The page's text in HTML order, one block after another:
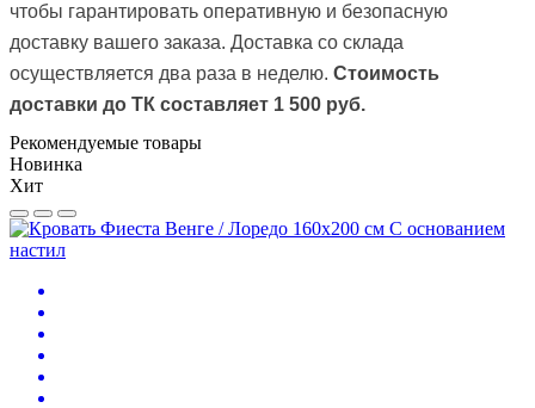
чтобы гарантировать оперативную и безопасную
доставку вашего заказа. Доставка со склада
осуществляется два раза в неделю. Стоимость
доставки до ТК составляет 1 500 руб.
Рекомендуемые товары
Новинка
Хит